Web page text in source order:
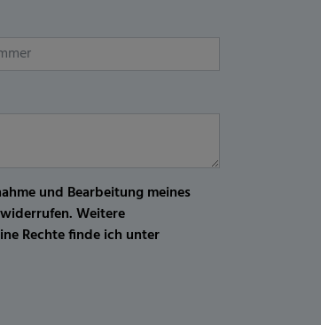
und Bearbeitung meines
Weitere
Rechte finde ich unter